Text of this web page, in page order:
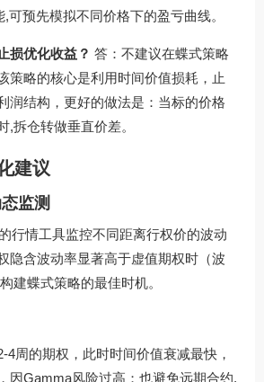
,可预先模拟不同价格下的盈亏曲线。
损优化收益？ 答：不建议在蝶式策略
策略的核心是利用时间价值损耗，止
润结构，更好的做法是：当标的价格
,拆仓转做垂直价差。
建议
监测
行情工具监控不同距离行权价的波动
隐含波动率显著高于虚值期权时（波
建蝶式策略的最佳时机。
4周的期权，此时时间价值衰减最快，
因Gamma风险过高；也避免远期合约,